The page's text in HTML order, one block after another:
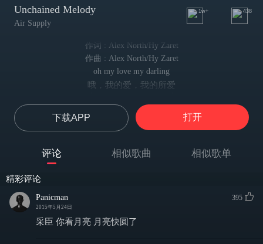
Unchained Melody
Air Supply
1w+ 438
作词 : Alex North/Hy Zaret
作曲 : Alex North/Hy Zaret
oh my love my darling
哦，我的爱，我的所爱
我渴望你的接触
a long lonely time
太久而孤单
光阴荏苒
i...i need your love
下载APP 打开
评论 相似歌曲 相似歌单
精彩评论
Panicman
2015年5月24日
395
采臣 你看月亮 月亮快圆了